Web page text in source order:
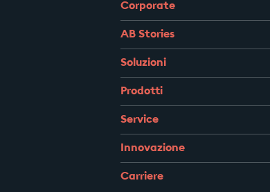
Corporate
AB Stories
Soluzioni
Prodotti
Service
Innovazione
Carriere